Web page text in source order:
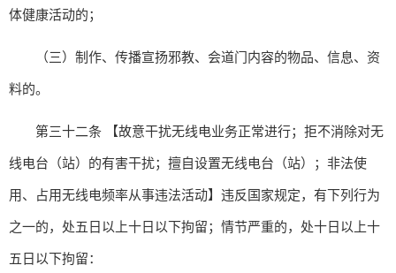
体健康活动的；
（三）制作、传播宣扬邪教、会道门内容的物品、信息、资
料的。
第三十二条 【故意干扰无线电业务正常进行；拒不消除对无
线电台（站）的有害干扰；擅自设置无线电台（站）；非法使
用、占用无线电频率从事违法活动】违反国家规定，有下列行为
之一的，处五日以上十日以下拘留；情节严重的，处十日以上十
五日以下拘留：